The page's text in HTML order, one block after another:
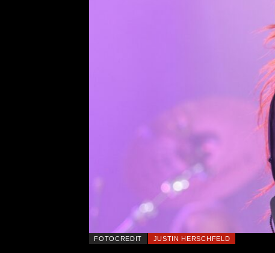
FOTOCREDIT JUSTIN HERSCHFELD